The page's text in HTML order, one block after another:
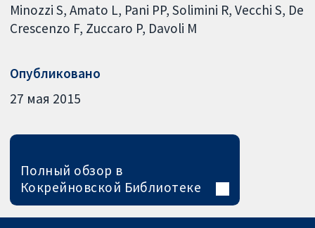
Minozzi S Amato L Pani PP Solimini R Vecchi S De
Crescenzo F Zuccaro P Davoli M
Опубликовано
27 мая 2015
Полный обзор в
Кокрейновской Библиотеке